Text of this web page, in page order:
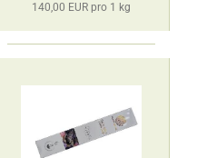
140,00 EUR pro 1 kg